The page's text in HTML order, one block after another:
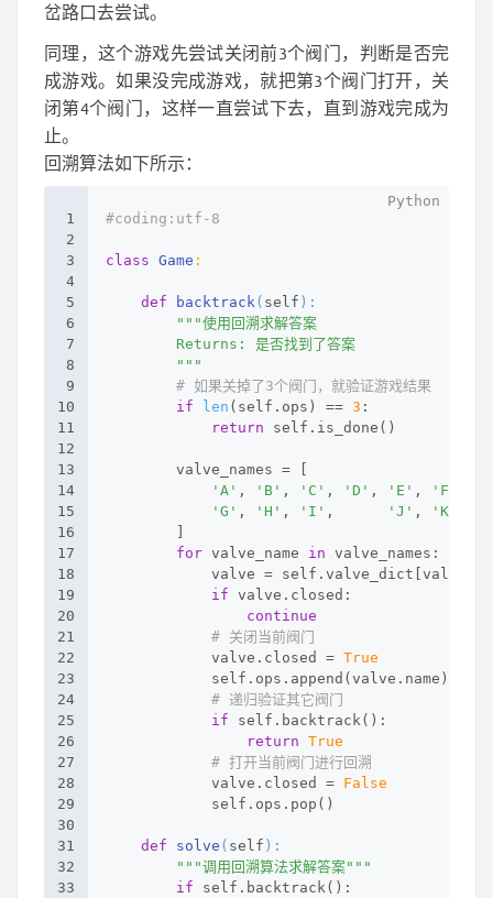
岔路口去尝试。
同理，这个游戏先尝试关闭前3个阀门，判断是否完
成游戏。如果没完成游戏，就把第3个阀门打开，关
闭第4个阀门，这样一直尝试下去，直到游戏完成为
止。
回溯算法如下所示：
1
2
3
4
5
6
7
8
9
10
11
12
13
14
15
16
17
18
19
20
21
22
23
24
25
26
27
28
29
30
31
32
33
#coding:utf-8
class Game :
def backtrack ( self ):
"""使用回溯求解答案
        Returns: 是否找到了答案
        """
# 如果关掉了3个阀门，就验证游戏结果
if
len (self.ops) == 3 :
return self.is_done()
        valve_names = [
'A' , 'B' , 'C' , 'D' , 'E' , 'F'
'G' , 'H' , 'I' , 'J' , 'K'
        ]
for valve_name in valve_names:
valve =
if valve.closed:
continue
# 关闭当前阀门
            valve.closed =
True
            self.ops.append(valve.name)
# 递归验证其它阀门
if self.backtrack():
return True
# 打开当前阀门进行回溯
            valve.closed =
False
            self.ops.pop()
def solve ( self ):
"""调用回溯算法求解答案"""
if self.backtrack():